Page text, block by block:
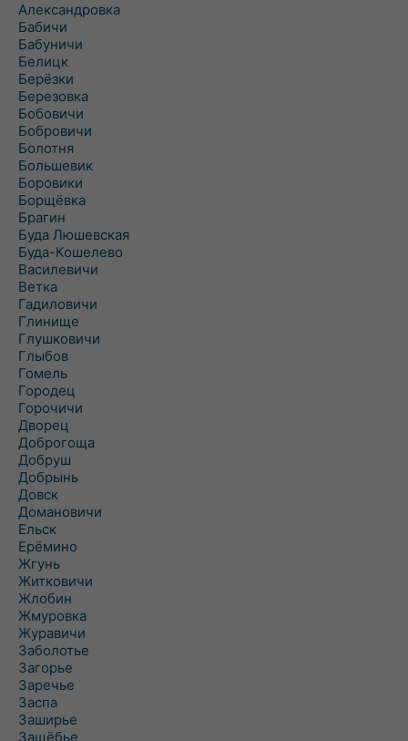
Александровка
Бабичи
Бабуничи
Белицк
Берёзки
Березовка
Бобовичи
Бобровичи
Болотня
Большевик
Боровики
Борщёвка
Брагин
Буда Люшевская
Буда-Кошелево
Василевичи
Ветка
Гадиловичи
Глинище
Глушковичи
Глыбов
Гомель
Городец
Горочичи
Дворец
Доброгоща
Добруш
Добрынь
Довск
Домановичи
Ельск
Ерёмино
Жгунь
Житковичи
Жлобин
Жмуровка
Журавичи
Заболотье
Загорье
Заречье
Заспа
Заширье
Защёбье